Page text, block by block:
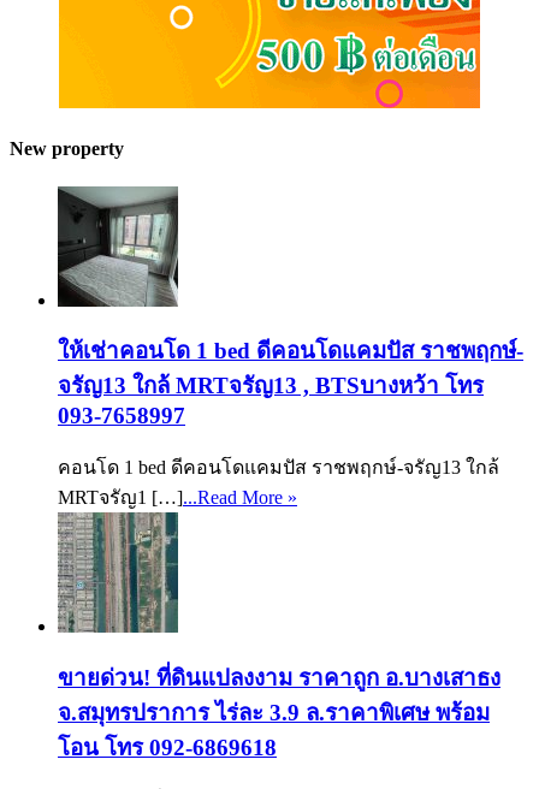
New property
ให้เช่าคอนโด 1 bed ดีคอนโดแคมปัส ราชพฤกษ์-
จรัญ13 ใกล้ MRTจรัญ13 , BTSบางหว้า โทร
093-7658997
คอนโด 1 bed ดีคอนโดแคมปัส ราชพฤกษ์-จรัญ13 ใกล้
MRTจรัญ1 […]...Read More »
ขายด่วน! ที่ดินแปลงงาม ราคาถูก อ.บางเสาธง
จ.สมุทรปราการ ไร่ละ 3.9 ล.ราคาพิเศษ พร้อม
โอน โทร 092-6869618